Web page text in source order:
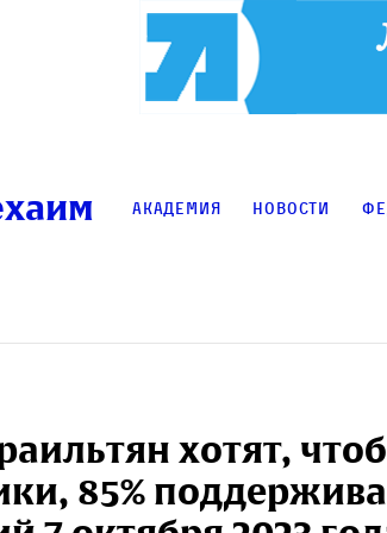
Академия Новости
хотят,
85%